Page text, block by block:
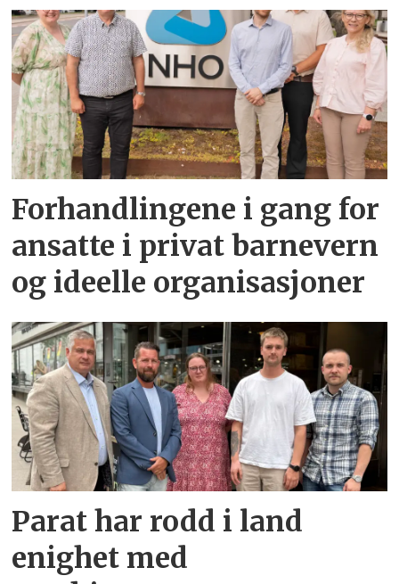
Forhandlingene i gang for
ansatte i privat barnevern
og ideelle organisasjoner
Parat har rodd i land
enighet med